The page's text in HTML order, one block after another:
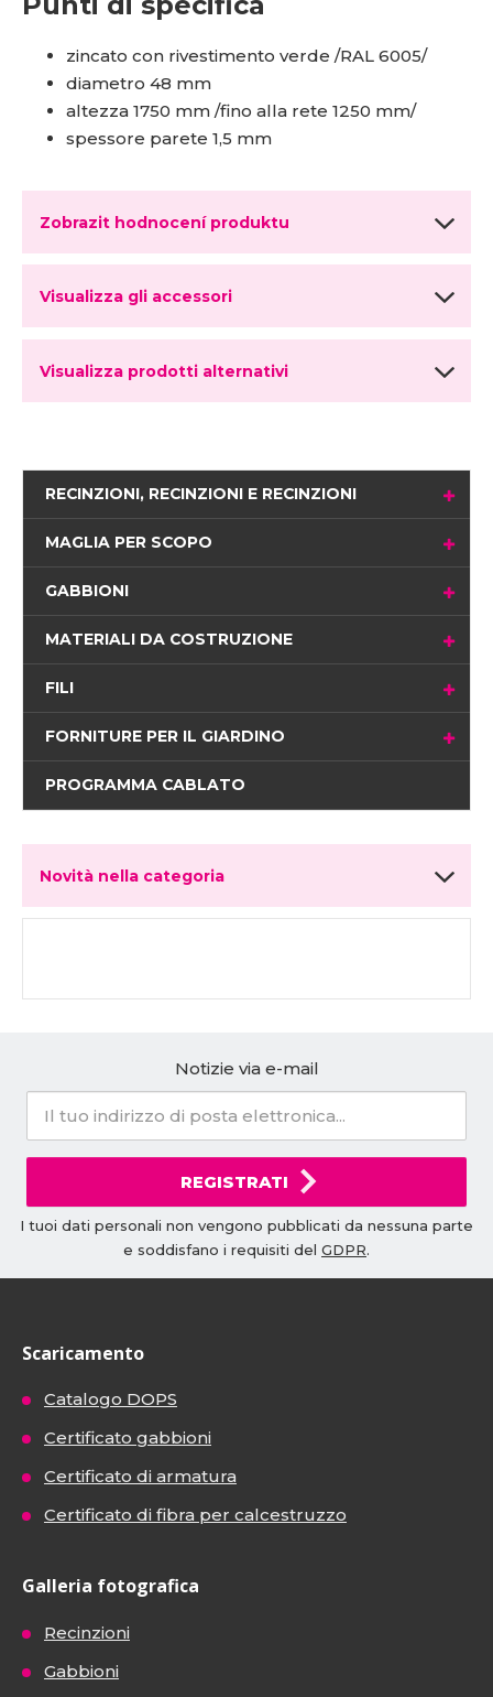
zincato con rivestimento verde /RAL 6005/
diametro 48 mm
altezza 1750 mm /fino alla rete 1250 mm/
spessore parete 1,5 mm
Zobrazit hodnocení produktu
Visualizza gli accessori
Visualizza prodotti alternativi
RECINZIONI, RECINZIONI E RECINZIONI
MAGLIA PER SCOPO
GABBIONI
MATERIALI DA COSTRUZIONE
FILI
FORNITURE PER IL GIARDINO
PROGRAMMA CABLATO
Novità nella categoria
Notizie via e-mail
REGISTRATI
I tuoi dati personali non vengono pubblicati da nessuna parte
e soddisfano i requisiti del GDPR.
Scaricamento
Catalogo DOPS
Certificato gabbioni
Certificato di armatura
Certificato di fibra per calcestruzzo
Galleria fotografica
Recinzioni
Gabbioni